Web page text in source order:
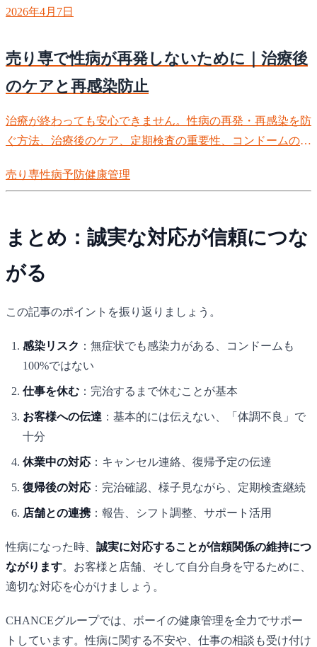
2026年4月7日
売り専で性病が再発しないために｜治療後
のケアと再感染防止
治療が終わっても安心できません。性病の再発・再感染を防
ぐ方法、治療後のケア、定期検査の重要性、コンドームの正
売り専性病予防健康管理
まとめ：誠実な対応が信頼につな
がる
この記事のポイントを振り返りましょう。
感染リスク ：無症状でも感染力がある、コンドームも
100%ではない
仕事を休む ：完治するまで休むことが基本
お客様への伝達 ：基本的には伝えない、「体調不良」で
十分
休業中の対応 ：キャンセル連絡、復帰予定の伝達
復帰後の対応 ：完治確認、様子見ながら、定期検査継続
店舗との連携 ：報告、シフト調整、サポート活用
性病になった時、 誠実に対応することが信頼関係の維持につ
ながります。お客様と店舗、そして自分自身を守るために、
適切な対応を心がけましょう。
CHANCEグループでは、ボーイの健康管理を全力でサポー
トしています。性病に関する不安や、仕事の相談も受け付け